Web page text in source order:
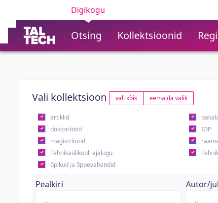
Digikogu
Otsing Kollektsioonid
Vali kollektsioon vali kõik eemalda valik
artiklid
doktoritööd
IOP
magistritööd
Tehnikaülikooli ajalugu
õpikud ja õppevahendid
Pealkiri Autor/